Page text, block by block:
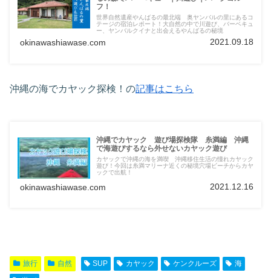
フ！
世界自然遺産やんばるの最北端 奥ヤンバルの里にあるコ
テージの宿泊レポート！大自然の中で川遊び、バーベキュ
ー、ヤンバルクイナと出会えるやんばるの秘境
okinawashiawase.com 2021.09.18
沖縄の海でカヤック探検！の記事はこちら
沖縄でカヤック 遊び場探検隊 糸満編 沖縄
で海遊びするなら外せないカヤック遊び
カヤックで沖縄の海を満喫 沖縄移住生活の憧れカヤック
遊び！今回は糸満マリーナ近くの秘境穴場ビーチからカヤ
ックで出航！
okinawashiawase.com 2021.12.16
旅行 自然 SUP カヤック ケンクルーズ
海